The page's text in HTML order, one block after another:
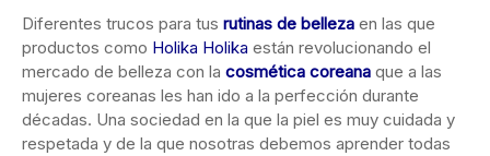
Diferentes trucos para tus rutinas de belleza en las que
productos como Holika Holika están revolucionando el
mercado de belleza con la cosmética coreana que a las
mujeres coreanas les han ido a la perfección durante
décadas. Una sociedad en la que la piel es muy cuidada y
respetada y de la que nosotras debemos aprender todas